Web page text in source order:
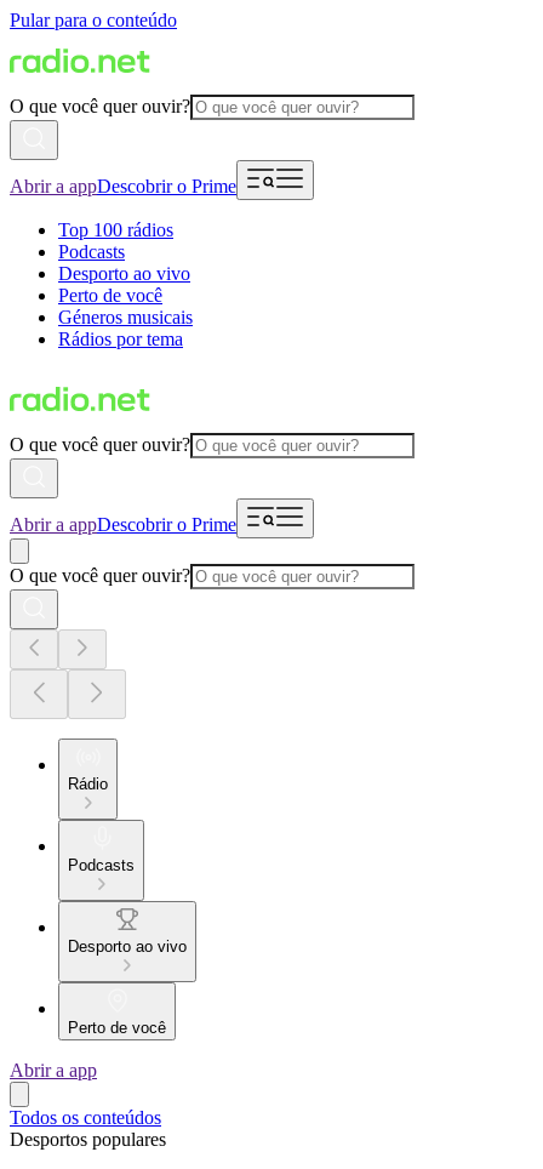
Pular para o conteúdo
O que você quer ouvir?
Abrir a appDescobrir o Prime
Top 100 rádios
Podcasts
Desporto ao vivo
Perto de você
Géneros musicais
Rádios por tema
O que você quer ouvir?
Abrir a appDescobrir o Prime
O que você quer ouvir?
Rádio
Podcasts
Desporto ao vivo
Perto de você
Abrir a app
Todos os conteúdos
Desportos populares